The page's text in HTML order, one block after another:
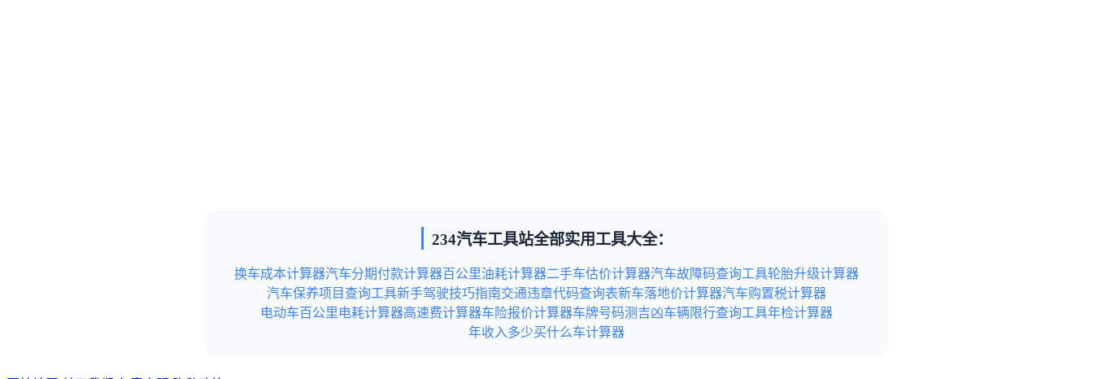
234汽车工具站全部实用工具大全：
换车成本计算器汽车分期付款计算器百公里油耗计算器二手车估价计算器汽车故障码查询工具轮胎升级计算器
汽车保养项目查询工具新手驾驶技巧指南交通违章代码查询表新车落地价计算器汽车购置税计算器
电动车百公里电耗计算器高速费计算器车险报价计算器车牌号码测吉凶车辆限行查询工具年检计算器
年收入多少买什么车计算器